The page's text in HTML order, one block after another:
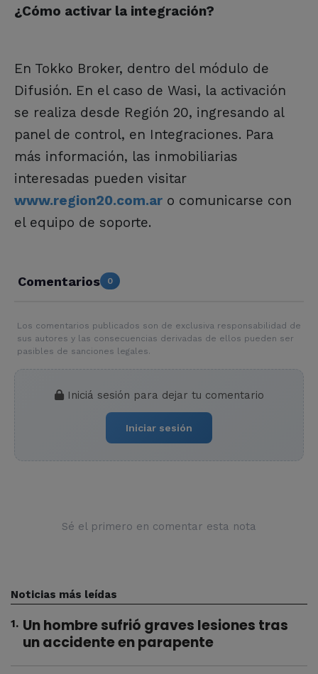
¿Cómo activar la integración?
En Tokko Broker, dentro del módulo de
Difusión. En el caso de Wasi, la activación
se realiza desde Región 20, ingresando al
panel de control, en Integraciones. Para
más información, las inmobiliarias
interesadas pueden visitar
www.region20.com.ar o comunicarse con
el equipo de soporte.
Comentarios 0
Los comentarios publicados son de exclusiva responsabilidad de
sus autores y las consecuencias derivadas de ellos pueden ser
pasibles de sanciones legales.
Iniciá sesión para dejar tu comentario
Iniciar sesión
Sé el primero en comentar esta nota
Noticias más leídas
1. Un hombre sufrió graves lesiones tras
un accidente en parapente